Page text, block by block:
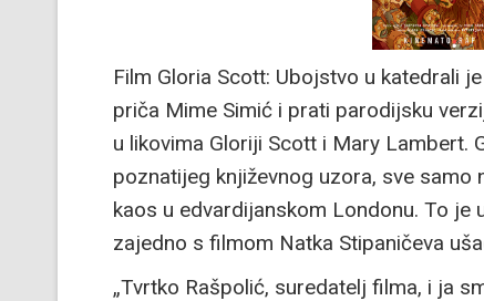
Film Gloria Scott: Ubojstvo u katedrali
priča Mime Simić i prati parodijsku
u likovima Gloriji Scott i Mary Lambert.
poznatijeg književnog uzora, sve
kaos u edvardijanskom Londonu. To
zajedno s filmom Natka Stipaničeva
„Tvrtko Rašpolić, suredatelj filma, i ja